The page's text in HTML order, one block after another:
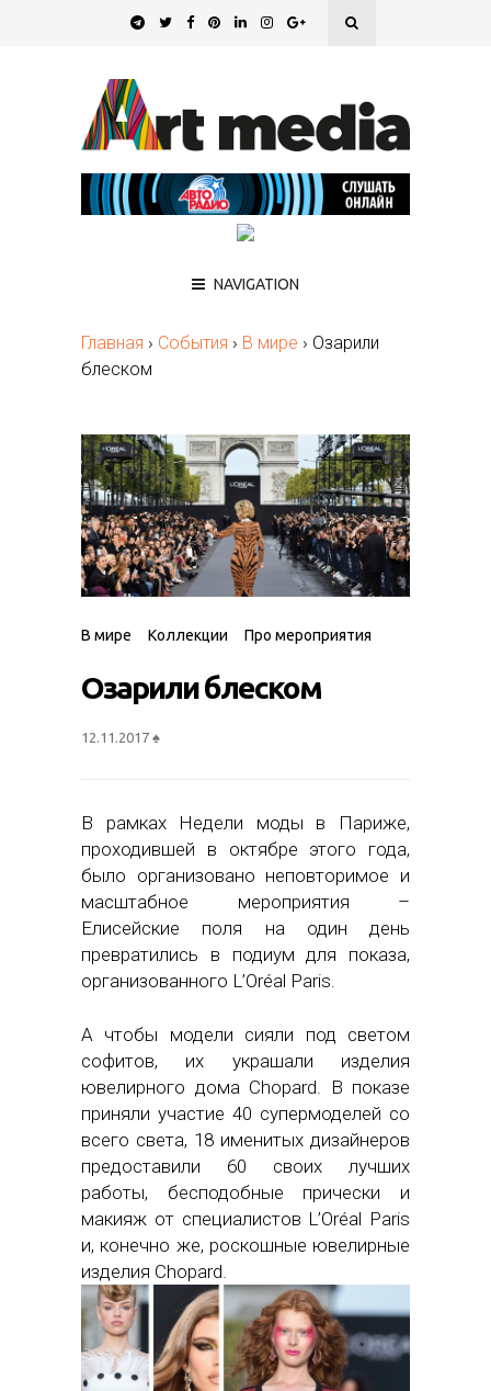
NAVIGATION
Главная › События › В мире › Озарили
блеском
В мире Коллекции Про мероприятия
Озарили блеском
12.11.2017 ♠
В рамках Недели моды в Париже,
проходившей в октябре этого года,
было организовано неповторимое и
масштабное мероприятия –
Елисейские поля на один день
превратились в подиум для показа,
организованного L’Oréal Paris.
А чтобы модели сияли под светом
софитов, их украшали изделия
ювелирного дома Chopard. В показе
приняли участие 40 супермоделей со
всего света, 18 именитых дизайнеров
предоставили 60 своих лучших
работы, бесподобные прически и
макияж от специалистов L’Oréal Paris
и, конечно же, роскошные ювелирные
изделия Chopard.